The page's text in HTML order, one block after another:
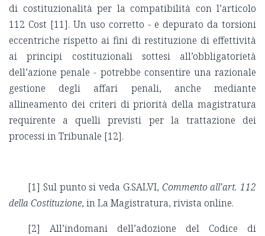
di costituzionalità per la compatibilità con l’articolo
112 Cost [11]. Un uso corretto - e depurato da torsioni
eccentriche rispetto ai fini di restituzione di effettività
ai principi costituzionali sottesi all’obbligatorietà
dell’azione penale - potrebbe consentire una razionale
gestione degli affari penali, anche mediante
allineamento dei criteri di priorità della magistratura
requirente a quelli previsti per la trattazione dei
processi in Tribunale [12].
[1] Sul punto si veda G.SALVI, Commento all’art. 112
della Costituzione, in La Magistratura, rivista online.
[2] All’indomani dell’adozione del Codice di